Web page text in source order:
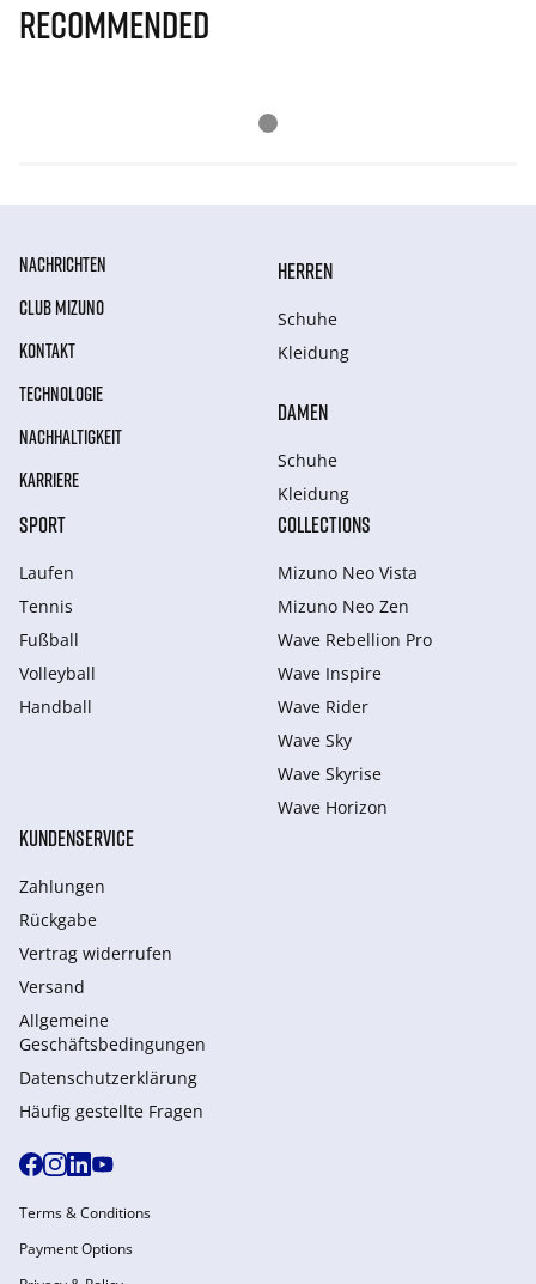
Recommended
NACHRICHTEN
CLUB MIZUNO
KONTAKT
TECHNOLOGIE
NACHHALTIGKEIT
KARRIERE
HERREN
Schuhe
Kleidung
DAMEN
Schuhe
Kleidung
SPORT
Laufen
Tennis
Fußball
Volleyball
Handball
COLLECTIONS
Mizuno Neo Vista
Mizuno Neo Zen
Wave Rebellion Pro
Wave Inspire
Wave Rider
Wave Sky
Wave Skyrise
Wave Horizon
KUNDENSERVICE
Zahlungen
Rückgabe
Vertrag widerrufen
Versand
Allgemeine
Geschäftsbedingungen
Datenschutzerklärung
Häufig gestellte Fragen
Terms & Conditions
Payment Options